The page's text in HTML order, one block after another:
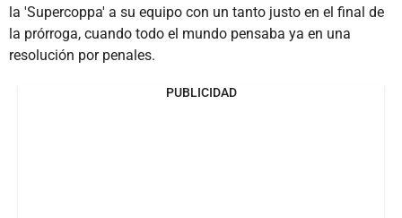
la 'Supercoppa' a su equipo con un tanto justo en el final de
la prórroga, cuando todo el mundo pensaba ya en una
resolución por penales.
PUBLICIDAD